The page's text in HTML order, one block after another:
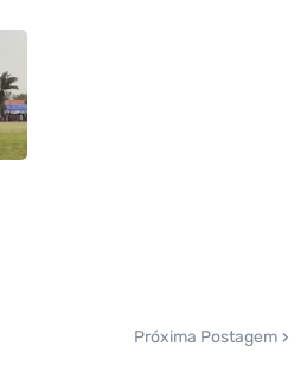
Próxima Postagem